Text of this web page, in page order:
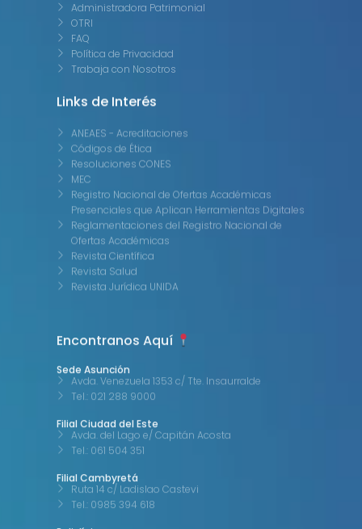
Administradora Patrimonial
OTRI
FAQ
Política de Privacidad
Trabaja con Nosotros
Links de Interés
ANEAES - Acreditaciones
Códigos de Ética
Resoluciones CONES
MEC
Registro Nacional de Ofertas Académicas
Presenciales que Aplican Herramientas Digitales
Reglamentaciones del Registro Nacional de
Ofertas Académicas
Revista Científica
Revista Salud
Revista Jurídica UNIDA
Sede Asunción
Tel.: 021 288 9000
Filial Ciudad del Este
Tel.: 061 504 351
Filial Cambyretá
Tel.: 0985 394 618
Policlínica